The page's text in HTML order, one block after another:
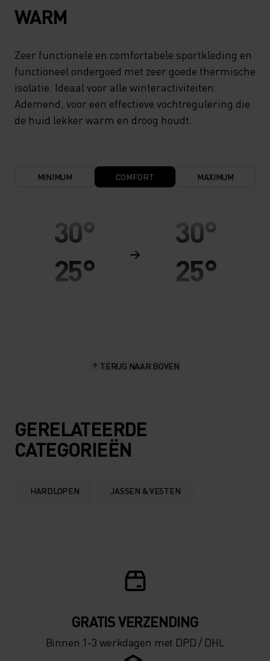
WARM
Zeer functionele en comfortabele sportkleding en
functioneel ondergoed met zeer goede thermische
isolatie. Ideaal voor alle winteractiviteiten.
Ademend, voor een effectieve vochtregulering die
de huid lekker warm en droog houdt.
MINIMUM COMFORT MAXIMUM
30°
25°
5°
0°
-5°
-20°
30°
25°
-5°
-20°
TERUG NAAR BOVEN
GERELATEERDE
CATEGORIEËN
HARDLOPEN JASSEN & VESTEN
GRATIS VERZENDING​​​​​​​​​​​​​​
Binnen 1-3 werkdagen met DPD / DHL